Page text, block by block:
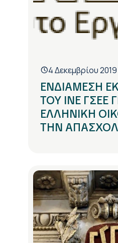
4 Δεκεμβρίου 2019
ΕΝΔΙΑΜΕΣΗ
ΤΟΥ ΙΝΕ ΓΣΕΕ
ΕΛΛΗΝΙΚΗ
ΤΗΝ